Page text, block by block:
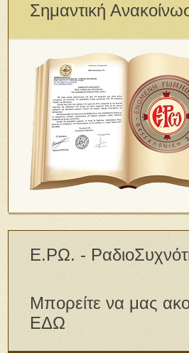
Σημαντική
Ε.ΡΩ. -
Μπορείτε να μας
ΕΔΩ